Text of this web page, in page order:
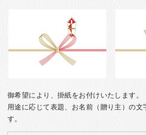
御希望により、掛紙をお付けいたします。
用途に応じて表題、お名前（贈り主）の文
す。